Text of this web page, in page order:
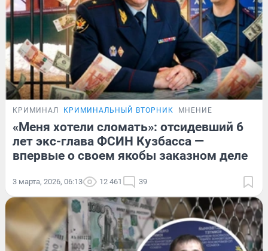
КРИМИНАЛ КРИМИНАЛЬНЫЙ ВТОРНИК МНЕНИЕ
«Меня хотели сломать»: отсидевший 6
лет экс-глава ФСИН Кузбасса —
впервые о своем якобы заказном деле
3 марта, 2026, 06:13 12 461 39